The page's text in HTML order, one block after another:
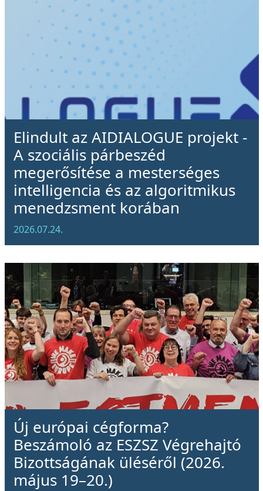
Elindult az AIDIALOGUE projekt -
A szociális párbeszéd
megerősítése a mesterséges
intelligencia és az algoritmikus
menedzsment korában
2026.07.24.
Új európai cégforma?
Beszámoló az ESZSZ Végrehajtó
Bizottságának üléséről (2026.
május 19–20.)